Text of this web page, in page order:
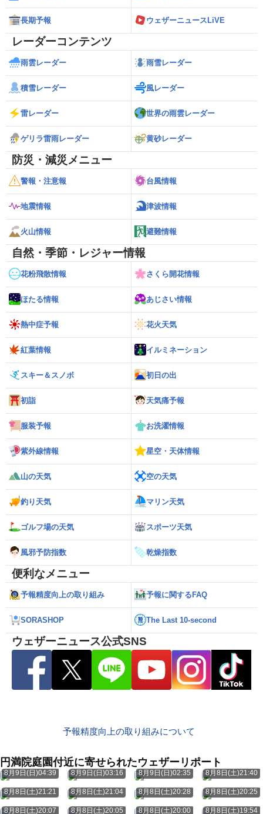
長期予報 ウェザーニュースLiVE
レーダーコンテンツ
雨雲レーダー 雨雪レーダー
積雪レーダー 風レーダー
雷レーダー 世界の雨雲レーダー
ゲリラ雷雨レーダー 黄砂レーダー
防災・減災メニュー
警報・注意報 台風情報
地震情報 津波情報
火山情報 避難情報
自然・季節・レジャー情報
花粉飛散情報 さくら開花情報
ほたる情報 あじさい情報
熱中症予報 花火天気
紅葉情報 イルミネーション
スキー＆スノボ 初日の出
初詣 天気痛予報
服装予報 お洗濯情報
紫外線情報 星空・天体情報
山の天気 空の天気
釣り天気 マリン天気
ゴルフ場の天気 スポーツ天気
風邪予防指数 乾燥指数
便利なメニュー
予報精度向上の取り組み 予報に関するFAQ
SORASHOP The Last 10-second
ウェザーニュース公式SNS
予報精度向上の取り組みについて
円満院庭園付近に寄せられたウェザーリポート
8月9日(日)04:39 8月9日(日)03:16 8月9日(日)02:35 8月8日(土)21:40
8月8日(土)21:21 8月8日(土)21:04 8月8日(土)20:28 8月8日(土)20:25
8月8日(土)20:07 8月8日(土)20:05 8月8日(土)20:00 8月8日(土)19:54